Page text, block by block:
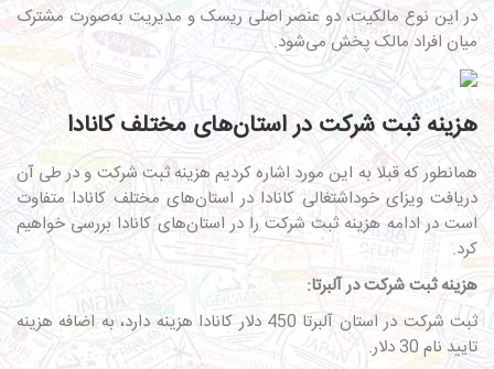
در این نوع مالکیت، دو عنصر اصلی ریسک و مدیریت به‌صورت مشترک
میان افراد مالک پخش می‌شود.
هزینه ثبت شرکت در استان‌های مختلف کانادا
همانطور که قبلا به این مورد اشاره کردیم هزینه ثبت شرکت و در طی آن
دریافتویزای خوداشتغالی کانادادر استان‌های مختلف کانادا متفاوت
است در ادامه هزینه ثبت شرکت را در استان‌های کانادا بررسی خواهیم
کرد.
هزینه ثبت شرکت در آلبرتا:
ثبت شرکت در استان آلبرتا 450 دلار کانادا هزینه دارد، به اضافه هزینه
تایید نام 30 دلار.